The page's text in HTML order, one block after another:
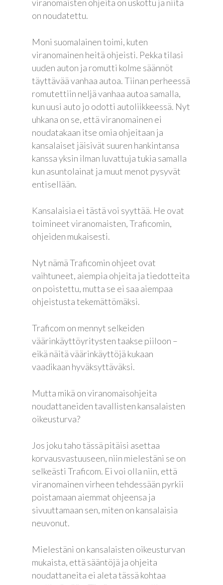
viranomaisten ohjeita on uskottu ja niitä
on noudatettu.
Moni suomalainen toimi, kuten
viranomainen heitä ohjeisti. Pekka tilasi
uuden auton ja romutti kolme säännöt
täyttävää vanhaa autoa. Tiinan perheessä
romutettiin neljä vanhaa autoa samalla,
kun uusi auto jo odotti autoliikkeessä. Nyt
uhkana on se, että viranomainen ei
noudatakaan itse omia ohjeitaan ja
kansalaiset jäisivät suuren hankintansa
kanssa yksin ilman luvattuja tukia samalla
kun asuntolainat ja muut menot pysyvät
entisellään.
Kansalaisia ei tästä voi syyttää. He ovat
toimineet viranomaisten, Traficomin,
ohjeiden mukaisesti.
Nyt nämä Traficomin ohjeet ovat
vaihtuneet, aiempia ohjeita ja tiedotteita
on poistettu, mutta se ei saa aiempaa
ohjeistusta tekemättömäksi.
Traficom on mennyt selkeiden
väärinkäyttöyritysten taakse piiloon –
eikä näitä väärinkäyttöjä kukaan
vaadikaan hyväksyttäväksi.
Mutta mikä on viranomaisohjeita
noudattaneiden tavallisten kansalaisten
oikeusturva?
Jos joku taho tässä pitäisi asettaa
korvausvastuuseen, niin mielestäni se on
selkeästi Traficom. Ei voi olla niin, että
viranomainen virheen tehdessään pyrkii
poistamaan aiemmat ohjeensa ja
sivuuttamaan sen, miten on kansalaisia
neuvonut.
Mielestäni on kansalaisten oikeusturvan
mukaista, että sääntöjä ja ohjeita
noudattaneita ei aleta tässä kohtaa
Joonas
Vaalit
Blogi
Osallistu
EN
RU